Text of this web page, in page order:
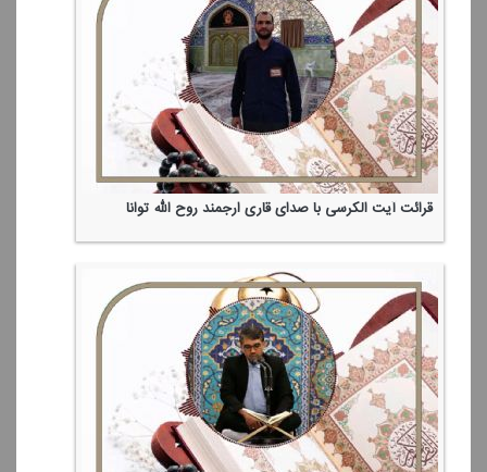
قرائت آیت الكرسی با صدای قاری ارجمند روح الله توانا